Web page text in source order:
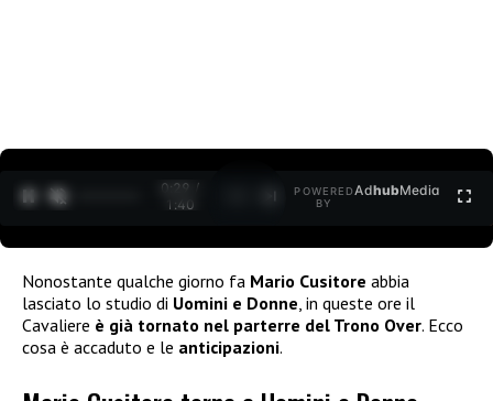
0:30 /
1:40
POWERED
BY
AdhubMedia
Nonostante qualche giorno fa Mario Cusitore abbia
lasciato lo studio di Uomini e Donne , in queste ore il
Cavaliere è già tornato nel parterre del Trono Over. Ecco
cosa è accaduto e le anticipazioni.